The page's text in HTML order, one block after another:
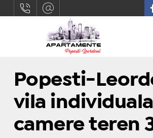
Popesti-
vila
camere teren